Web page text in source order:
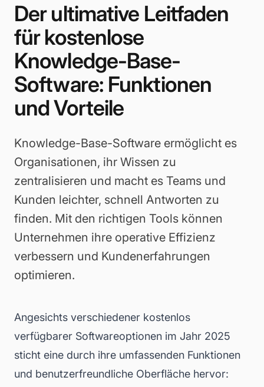
Der ultimative Leitfaden
für kostenlose
Knowledge-Base-
Software: Funktionen
und Vorteile
Knowledge-Base-Software ermöglicht es
Organisationen, ihr Wissen zu
zentralisieren und macht es Teams und
Kunden leichter, schnell Antworten zu
finden. Mit den richtigen Tools können
Unternehmen ihre operative Effizienz
verbessern und Kundenerfahrungen
optimieren.
Angesichts verschiedener kostenlos
verfügbarer Softwareoptionen im Jahr 2025
sticht eine durch ihre umfassenden Funktionen
und benutzerfreundliche Oberfläche hervor: